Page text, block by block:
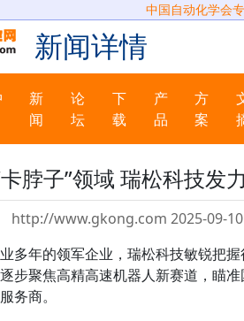
中国自动化学会
新闻详情
新
闻
论
坛
下
载
产
品
方
案
脖子”领域 瑞松科技发
http://www.gkong.com 2025-09-
多年的领军企业，瑞松科技敏锐把
步聚焦高精高速机器人新赛道，瞄
务商。